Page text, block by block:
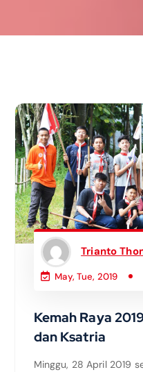
Trianto
May, Tue, 2019
Kemah Raya
dan Ksatria
Minggu, 28 April 2019